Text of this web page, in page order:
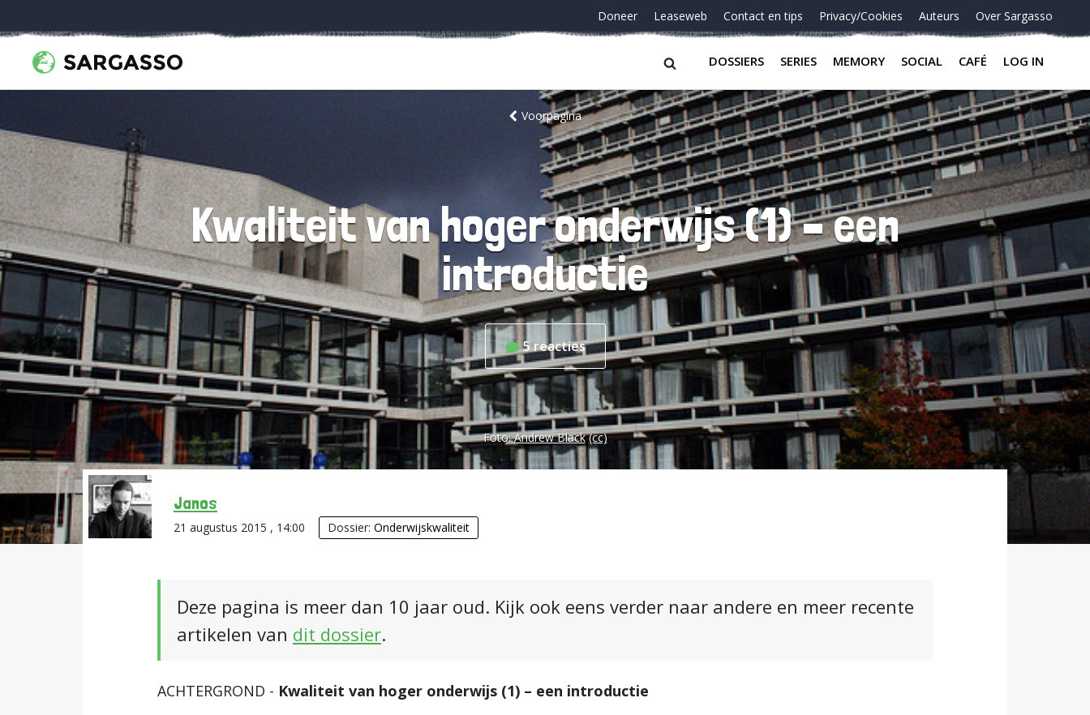
Doneer Leaseweb Contact en tips Privacy/Cookies Auteurs Over Sargasso
DOSSIERS SERIES MEMORY SOCIAL CAFÉ LOG IN
Voorpagina
Kwaliteit van hoger onderwijs (1) – een
introductie
5 reacties
Foto:Andrew Black (cc)
Janos
21 augustus 2015 , 14:00 Dossier: Onderwijskwaliteit
Deze pagina is meer dan 10 jaar oud. Kijk ook eens verder naar andere en meer recente
artikelen van dit dossier.
ACHTERGROND - Kwaliteit van hoger onderwijs (1) – een introductie